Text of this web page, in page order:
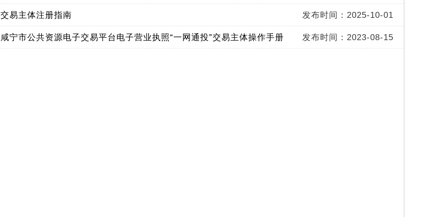
交易主体注册指南 发布时间：2025-10-01
咸宁市公共资源电子交易平台电子营业执照“一网通投”交易主体操作手册 发布时间：2023-08-15